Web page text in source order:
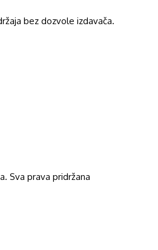
bez dozvole izdavača.
Sva prava pridržana